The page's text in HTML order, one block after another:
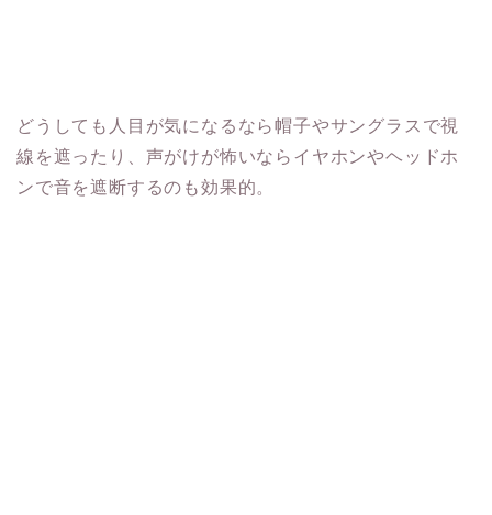
どうしても人目が気になるなら帽子やサングラスで視
線を遮ったり、声がけが怖いならイヤホンやヘッドホ
ンで音を遮断するのも効果的。